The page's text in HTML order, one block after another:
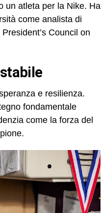
un atleta per la Nike. Ha
come analista di
Council on
e resilienza.
fondamentale
come la forza del